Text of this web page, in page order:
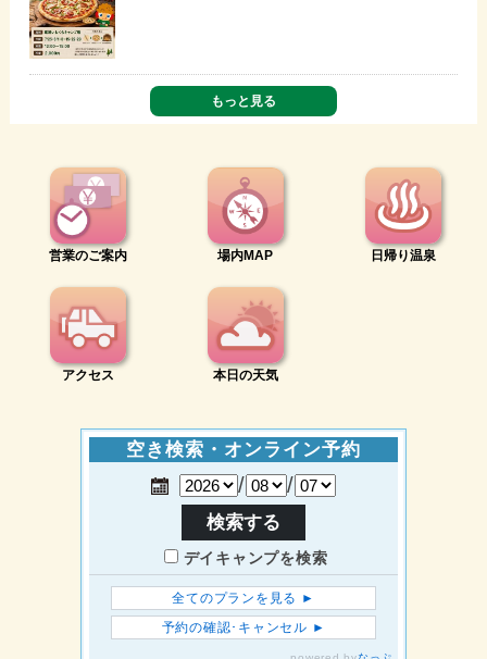
もっと見る
営業のご案内 場内MAP 日帰り温泉
アクセス 本日の天気